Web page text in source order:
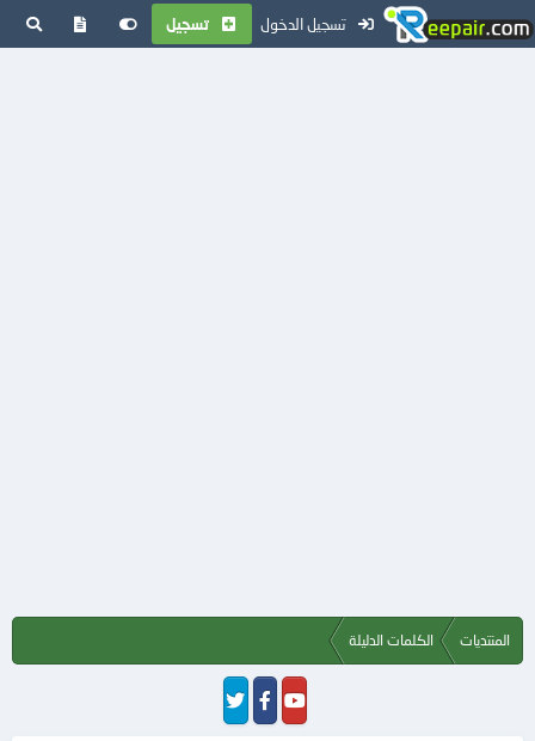
تسجيل الدخول تسجيل
المنتديات الكلمات الدليلة